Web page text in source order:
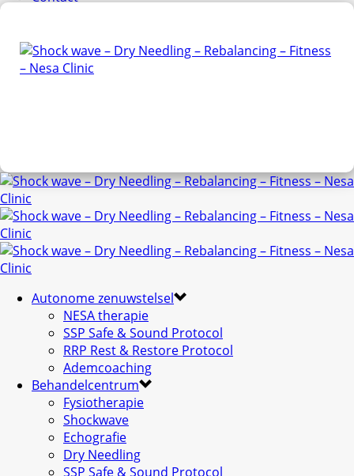
Autonome zenuwstelsel
NESA therapie
SSP Safe & Sound Protocol
RRP Rest & Restore Protocol
Ademcoaching
Behandelcentrum
Fysiotherapie
Shockwave
Echografie
Dry Needling
SSP Safe & Sound Protocol